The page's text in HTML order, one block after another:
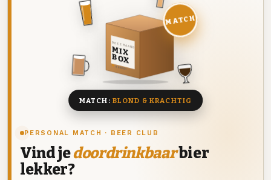
PERSONAL MATCH · BEER CLUB
Vind jedoordrinkbaarbier
lekker?
DEZE MAAND
MIX
BOX
8 BIEREN
MATCH
MATCH: BLOND & KRACHTIG